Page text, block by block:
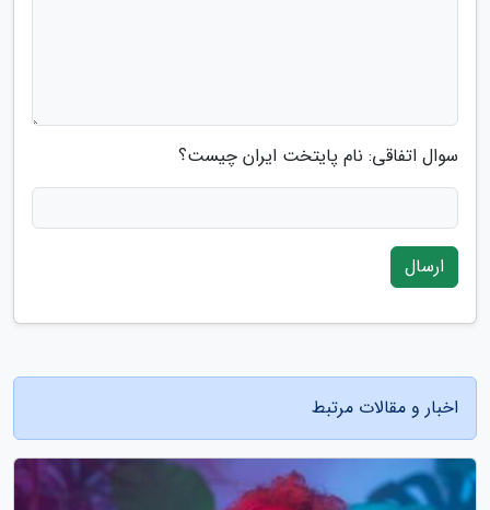
سوال اتفاقی: نام پایتخت ایران چیست؟
ارسال
اخبار و مقالات مرتبط